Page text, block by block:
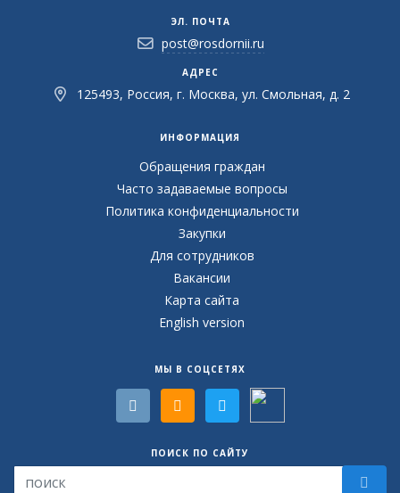
ЭЛ. ПОЧТА
post@rosdornii.ru
АДРЕС
125493, Россия, г. Москва, ул. Смольная, д. 2
ИНФОРМАЦИЯ
Обращения граждан
Часто задаваемые вопросы
Политика конфиденциальности
Закупки
Для сотрудников
Вакансии
Карта сайта
English version
МЫ В СОЦСЕТЯХ
ПОИСК ПО САЙТУ